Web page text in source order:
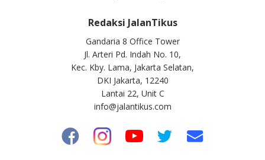
Redaksi JalanTikus
Gandaria 8 Office Tower
Jl. Arteri Pd. Indah No. 10,
Kec. Kby. Lama, Jakarta Selatan,
DKI Jakarta, 12240
Lantai 22, Unit C
info@jalantikus.com